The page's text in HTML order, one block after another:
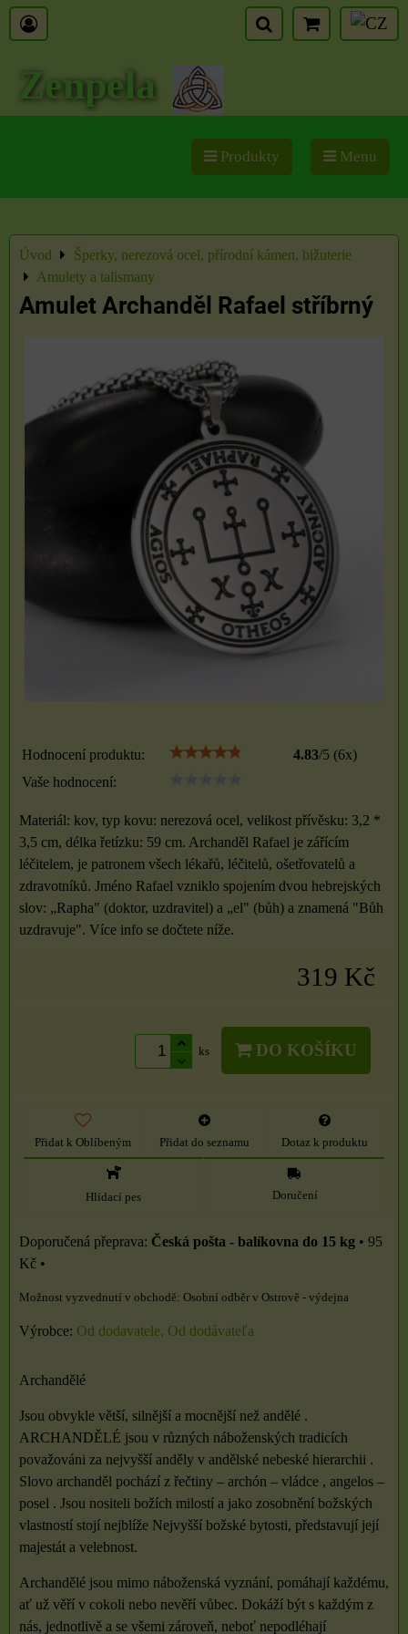
Zenpela
Produkty Menu
Úvod
Šperky, nerezová ocel, přírodní kámen, bižuterie
Amulety a talismany
Amulet Archanděl Rafael stříbrný
Hodnocení produktu: 4.83/5 (6x)
Vaše hodnocení:
Materiál: kov, typ kovu: nerezová ocel, velikost přívěsku: 3,2 *
3,5 cm, délka řetízku: 59 cm. Archanděl Rafael je zářícím
léčitelem, je patronem všech lékařů, léčitelů, ošetřovatelů a
zdravotníků. Jméno Rafael vzniklo spojením dvou hebrejských
slov: „Rapha" (doktor, uzdravitel) a „el" (bůh) a znamená "Bůh
uzdravuje". Více info se dočtete níže.
319 Kč
ks DO KOŠÍKU
Přidat k Oblíbeným Přidat do seznamu Dotaz k produktu
Hlídací pes Doručení
Česká pošta - balíkovna do 15 kg • 95
Kč •
Osobní odběr v Ostrově - výdejna
Výrobce: Od dodavatele, Od dodávateľa
Archandělé
Jsou obvykle větší, silnější a mocnější než andělé .
ARCHANDĚLÉ jsou v různých náboženských tradicích
považováni za nejvyšší anděly v andělské nebeské hierarchii .
Slovo archanděl pochází z řečtiny – archón – vládce , angelos –
posel . Jsou nositeli božích milostí a jako zosobnění božských
vlastností stojí nejblíže Nejvyšší božské bytosti, představují její
majestát a velebnost.
Archandělé jsou mimo náboženská vyznání, pomáhají každému,
ať už věří v cokoli nebo nevěří vůbec. Dokáží být s každým z
nás, jednotlivě a se všemi zároveň, neboť nepodléhají